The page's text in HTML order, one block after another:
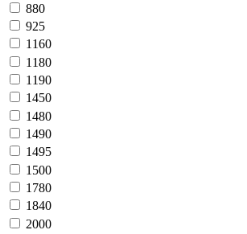
880
925
1160
1180
1190
1450
1480
1490
1495
1500
1780
1840
2000